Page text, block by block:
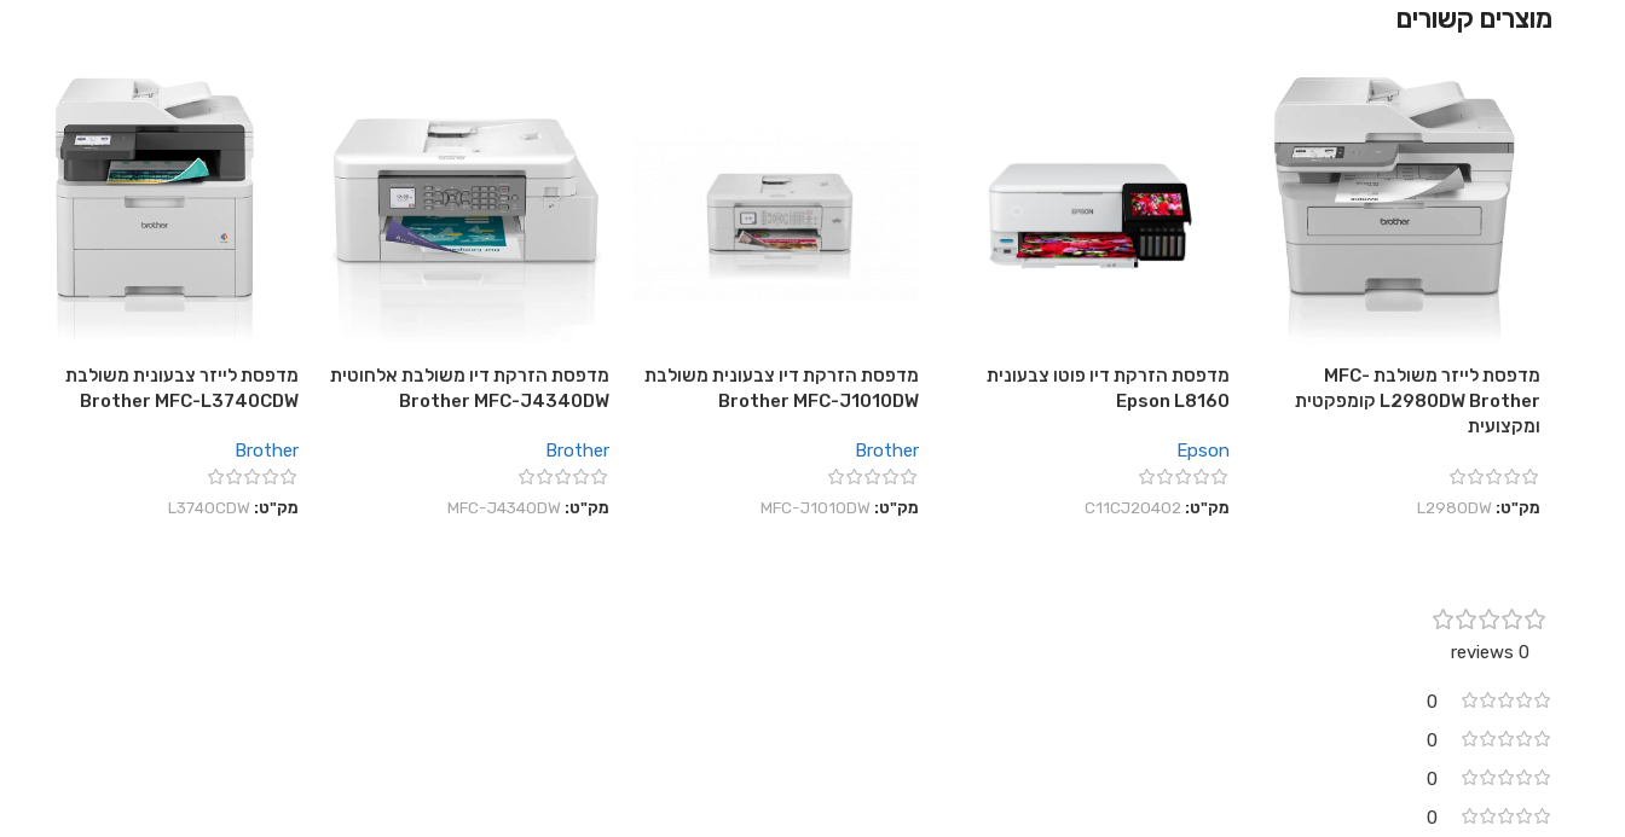
מוצרים קשורים
מדפסת לייזר משולבת MFC-
L2980DW Brother קומפקטית
ומקצועית
מק"ט: L2980DW
מדפסת הזרקת דיו פוטו צבעונית
Epson L8160
Epson
מק"ט: C11CJ20402
מדפסת הזרקת דיו צבעונית משולבת
Brother MFC-J1010DW
Brother
מק"ט: MFC-J1010DW
מדפסת הזרקת דיו משולבת אלחוטית
Brother MFC-J4340DW
Brother
מק"ט: ‎MFC-J4340DW
מדפסת לייזר צבעונית משולבת
Brother MFC-L3740CDW
Brother
מק"ט: L3740CDW
0 reviews
0
0
0
0